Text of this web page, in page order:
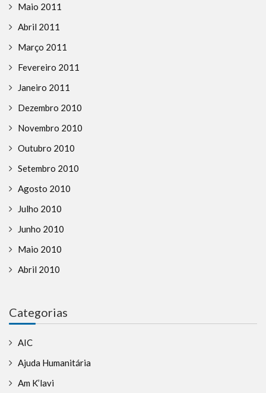
Maio 2011
Abril 2011
Março 2011
Fevereiro 2011
Janeiro 2011
Dezembro 2010
Novembro 2010
Outubro 2010
Setembro 2010
Agosto 2010
Julho 2010
Junho 2010
Maio 2010
Abril 2010
Categorias
AIC
Ajuda Humanitária
Am K’lavi